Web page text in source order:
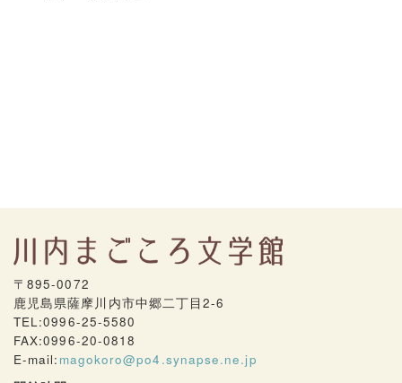
〒895-0072
鹿児島県薩摩川内市中郷二丁目2-6
TEL:0996-25-5580
FAX:0996-20-0818
E-mail: magokoro@po4.synapse.ne.jp